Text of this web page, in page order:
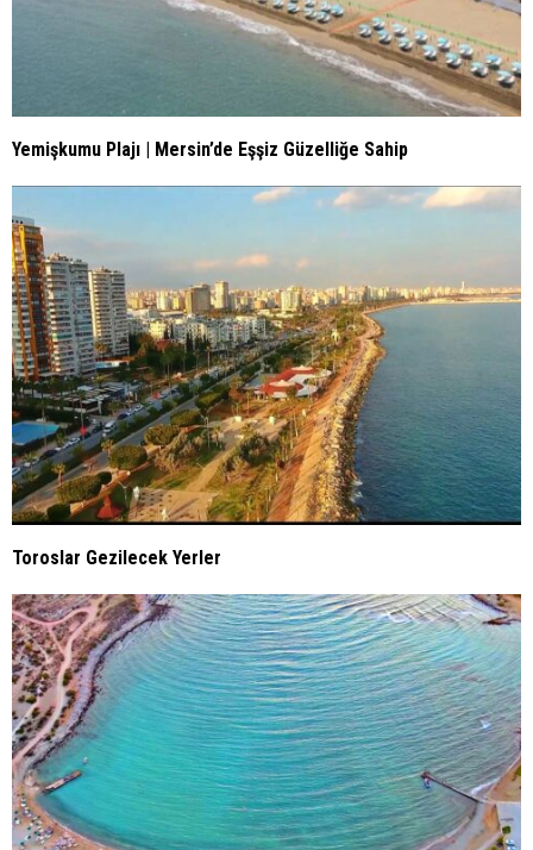
Yemişkumu Plajı | Mersin’de Eşşiz Güzelliğe Sahip
Toroslar Gezilecek Yerler